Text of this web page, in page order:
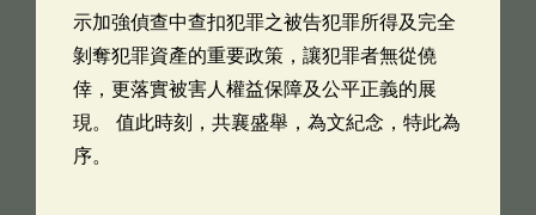
示加強偵查中查扣犯罪之被告犯罪所得及完全
剝奪犯罪資產的重要政策，讓犯罪者無從僥
倖，更落實被害人權益保障及公平正義的展
現。 值此時刻，共襄盛舉，為文紀念，特此為
序。